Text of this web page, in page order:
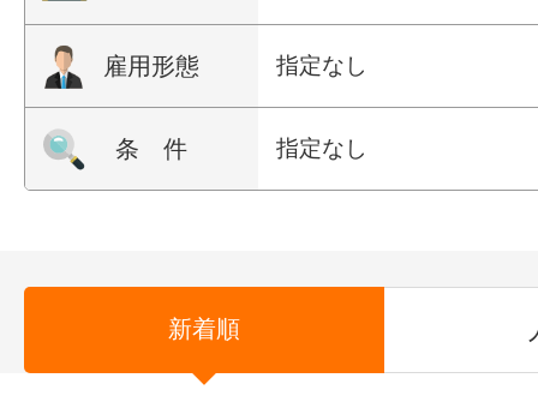
雇用形態 指定なし
条 件 指定なし
新着順